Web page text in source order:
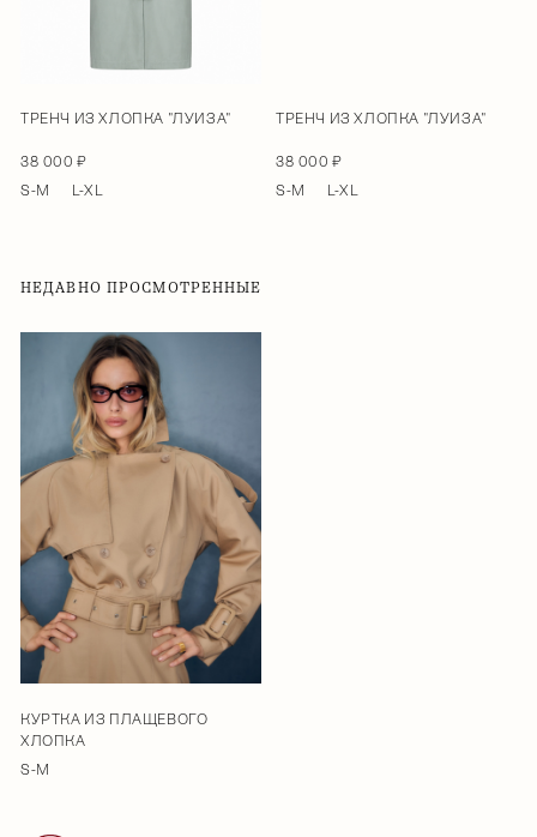
ТРЕНЧ ИЗ ХЛОПКА "ЛУИЗА"
38 000 ₽
S-M
L-XL
ТРЕНЧ ИЗ ХЛОПКА "ЛУИЗА"
38 000 ₽
S-M
L-XL
НЕДАВНО ПРОСМОТРЕННЫЕ
КУРТКА ИЗ ПЛАЩЕВОГО
ХЛОПКА
S-M